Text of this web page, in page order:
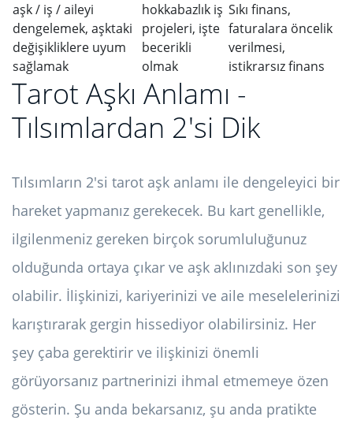
aşk / iş / aileyi
dengelemek, aşktaki
değişikliklere uyum
sağlamak
hokkabazlık iş
projeleri, işte
becerikli
olmak
Sıkı finans,
faturalara öncelik
verilmesi,
istikrarsız finans
Tarot Aşkı Anlamı -
Tılsımlardan 2'si Dik
Tılsımların 2'si tarot aşk anlamı ile dengeleyici bir
hareket yapmanız gerekecek. Bu kart genellikle,
ilgilenmeniz gereken birçok sorumluluğunuz
olduğunda ortaya çıkar ve aşk aklınızdaki son şey
olabilir. İlişkinizi, kariyerinizi ve aile meselelerinizi
karıştırarak gergin hissediyor olabilirsiniz. Her
şey çaba gerektirir ve ilişkinizi önemli
görüyorsanız partnerinizi ihmal etmemeye özen
gösterin. Şu anda bekarsanız, şu anda pratikte